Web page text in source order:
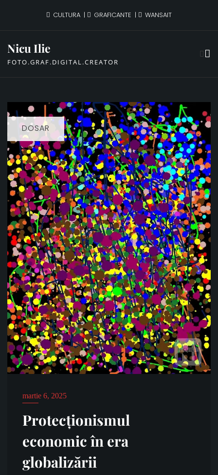
CULTURA GRAFICANTE WANSAIT
Nicu Ilie
FOTO.GRAF.DIGITAL.CREATOR
DOSAR
martie 6, 2025
Protecționismul
economic în era
globalizării